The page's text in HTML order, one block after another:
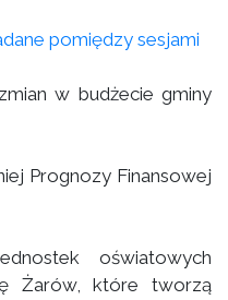
pomiędzy sesjami
w budżecie gminy
Prognozy Finansowej
oświatowych
Żarów, które tworzą